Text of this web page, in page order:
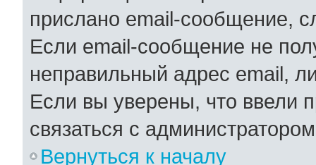
прислано email-сообщение,
Если email-сообщение не
неправильный адрес email,
Если вы уверены, что ввели
связаться с
Вернуться к началу